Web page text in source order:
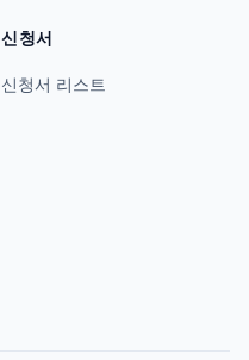
신청서
신청서 리스트